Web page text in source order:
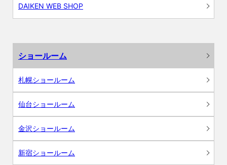
DAIKEN WEB SHOP
ショールーム
札幌ショールーム
仙台ショールーム
金沢ショールーム
新宿ショールーム